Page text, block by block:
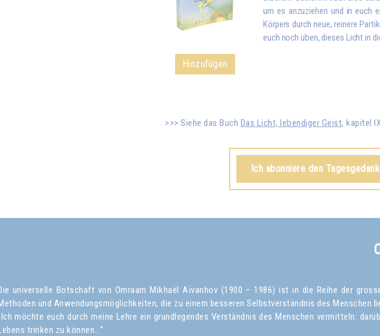
Hinzufügen
um es anzuziehen und in euch
Körpers durch neue, reinere
euch noch üben, dieses Licht in
Siehe das Buch Das Licht, lebendiger Geist, kapitel
Ich abonniere den
universelle Botschaft von Omraam Mikhaël Aïvanhov (1900 – 1986) ist in die Reihe der
und Anwendungsmöglichkeiten, die zu einem besseren Selbstverständnis des Menschen
möchte euch durch meine Lehre ein grundlegendes Verständnis des Menschen vermitteln:
trinken zu können…“